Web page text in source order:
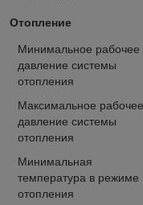
Отопление
Минимальное рабочее
давление системы
отопления
Максимальное рабочее
давление системы
отопления
Минимальная
температура в режиме
отопления